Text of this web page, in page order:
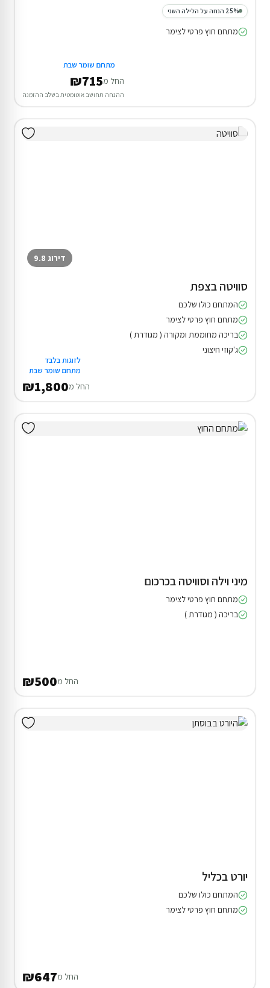
25% הנחה על הלילה השני
מתחם חוץ פרטי לצימר
מתחם שומר שבת
החל מ₪715
ההנחה תחושב אוטומטית בשלב ההזמנה
דירוג 9.8
סוויטה בצפת
המתחם כולו שלכם
מתחם חוץ פרטי לצימר
בריכה מחוממת ומקורה ( מגודרת )
ג'קוזי חיצוני
לזוגות בלבד
מתחם שומר שבת
החל מ₪1,800
מיני וילה וסוויטה בכרכום
מתחם חוץ פרטי לצימר
בריכה ( מגודרת )
החל מ₪500
יורט בכליל
המתחם כולו שלכם
מתחם חוץ פרטי לצימר
החל מ₪647